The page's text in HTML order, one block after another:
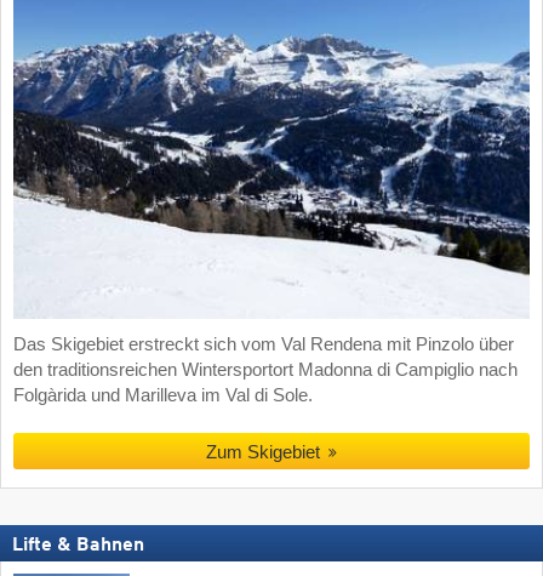
Das Skigebiet erstreckt sich vom Val Rendena mit Pinzolo über
den traditionsreichen Wintersportort Madonna di Campiglio nach
Folgàrida und Marilleva im Val di Sole.
Zum Skigebiet
Lifte & Bahnen